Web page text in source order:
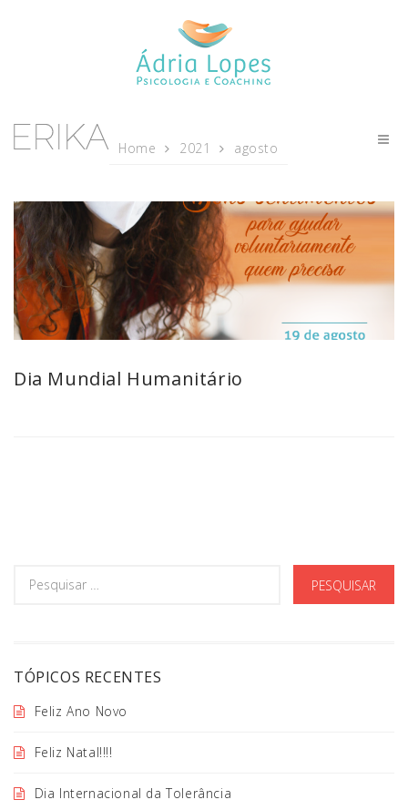
Home 2021 agosto
Dia Mundial Humanitário
TÓPICOS RECENTES
Feliz Ano Novo
Feliz Natal!!!!
Dia Internacional da Tolerância